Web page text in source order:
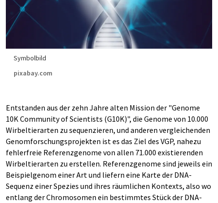
Symbolbild
pixabay.com
Entstanden aus der zehn Jahre alten Mission der "Genome
10K Community of Scientists (G10K)", die Genome von 10.000
Wirbeltierarten zu sequenzieren, und anderen vergleichenden
Genomforschungsprojekten ist es das Ziel des VGP, nahezu
fehlerfreie Referenzgenome von allen 71.000 existierenden
Wirbeltierarten zu erstellen. Referenzgenome sind jeweils ein
Beispielgenom einer Art und liefern eine Karte der DNA-
Sequenz einer Spezies und ihres räumlichen Kontexts, also wo
entlang der Chromosomen ein bestimmtes Stück der DNA-